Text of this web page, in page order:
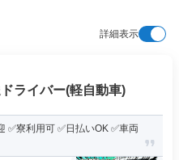
詳細表示
ライバー(軽自動車)
✅寮利用可 ✅日払いOK ✅車両